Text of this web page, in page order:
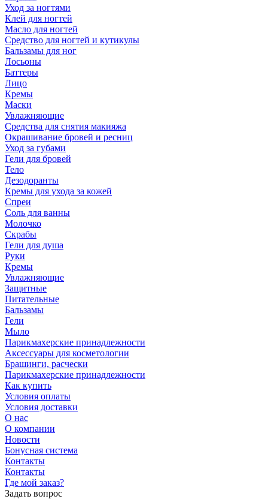
Уход за ногтями
Клей для ногтей
Масло для ногтей
Средство для ногтей и кутикулы
Бальзамы для ног
Лосьоны
Баттеры
Лицо
Кремы
Маски
Увлажняющие
Средства для снятия макияжа
Окрашивание бровей и ресниц
Уход за губами
Гели для бровей
Тело
Дезодоранты
Кремы для ухода за кожей
Спреи
Соль для ванны
Молочко
Скрабы
Гели для душа
Руки
Кремы
Увлажняющие
Защитные
Питательные
Бальзамы
Гели
Мыло
Парикмахерские принадлежности
Аксессуары для косметологии
Брашинги, расчески
Парикмахерские принадлежности
Как купить
Условия оплаты
Условия доставки
О нас
О компании
Новости
Бонусная система
Контакты
Контакты
Где мой заказ?
Задать вопрос